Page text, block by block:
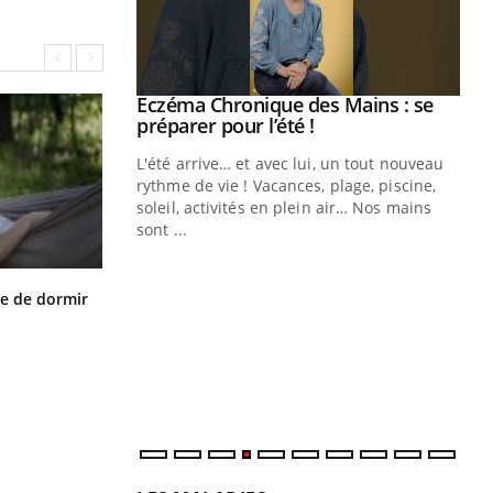
de dormir
: et si on
de type 2
chez les
les soignants.
Youtube
Eczéma Chronique des Mains : se
préparer pour l’été !Youtube
L'été arrive… et avec lui, un tout nouveau
rythme de vie ! Vacances, plage, piscine,
soleil, activités en plein air… Nos mains
sont ...